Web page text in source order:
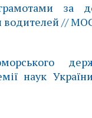
за
//
наук